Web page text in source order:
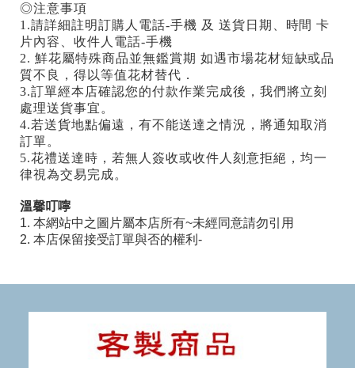
◎注意事項
1.請詳細註明訂購人電話-手機 及 送貨日期、時間 卡
片內容、收件人電話-手機
2. 鮮花屬特殊商品並無鑑賞期 如遇市場花材短缺或品
質不良，得以等值花材替代．
3.訂單經本店確認您的付款作業完成後，我們將立刻
處理送貨事宜。
4.若送貨地點偏遠，有不能送達之情況，將通知取消
訂單。
5.花禮送達時，若無人簽收或收件人刻意拒絕，均一
律視為交易完成。
溫馨叮嚀
1. 本網站中之圖片屬本店所有~未經同意請勿引用
2. 本店保留接受訂單與否的權利-